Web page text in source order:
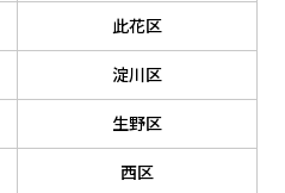
此花区
淀川区
生野区
西区